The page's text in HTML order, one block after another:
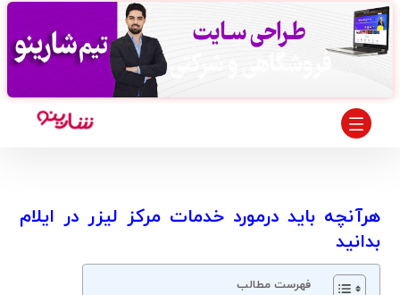
هرآنچه باید درمورد خدمات مرکز لیزر در ایلام
بدانید
فهرست مطالب